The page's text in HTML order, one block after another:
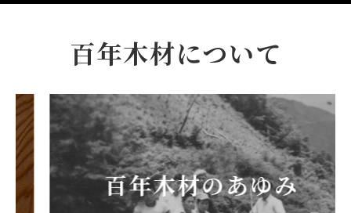
百年木材について
百年木材のあゆみ